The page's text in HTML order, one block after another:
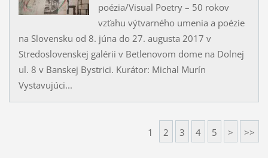
poézia/Visual Poetry – 50 rokov
vzťahu výtvarného umenia a poézie
na Slovensku od 8. júna do 27. augusta 2017 v
Stredoslovenskej galérii v Betlenovom dome na Dolnej
ul. 8 v Banskej Bystrici. Kurátor: Michal Murín
Vystavujúci...
1 2 3 4 5 > >>